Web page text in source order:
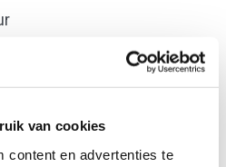
van cookies
content en advertenties te
wildplukwandeling en
bieden heeft, zelfs in het